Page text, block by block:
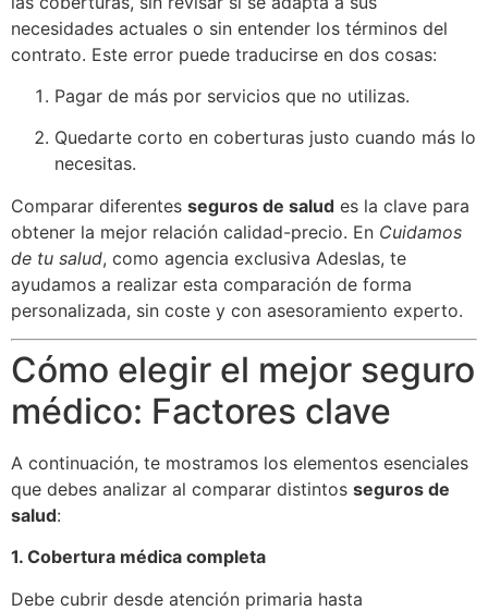
necesidades actuales o sin entender los términos del
contrato. Este error puede traducirse en dos cosas:
Pagar de más por servicios que no utilizas.
Quedarte corto en coberturas justo cuando más lo
necesitas.
Comparar diferentes seguros de salud es la clave para
obtener la mejor relación calidad-precio. En Cuidamos
de tu salud, como agencia exclusiva Adeslas, te
ayudamos a realizar esta comparación de forma
personalizada, sin coste y con asesoramiento experto.
Cómo elegir el mejor seguro
médico: Factores clave
A continuación, te mostramos los elementos esenciales
que debes analizar al comparar distintos seguros de
salud:
1. Cobertura médica completa
Debe cubrir desde atención primaria hasta